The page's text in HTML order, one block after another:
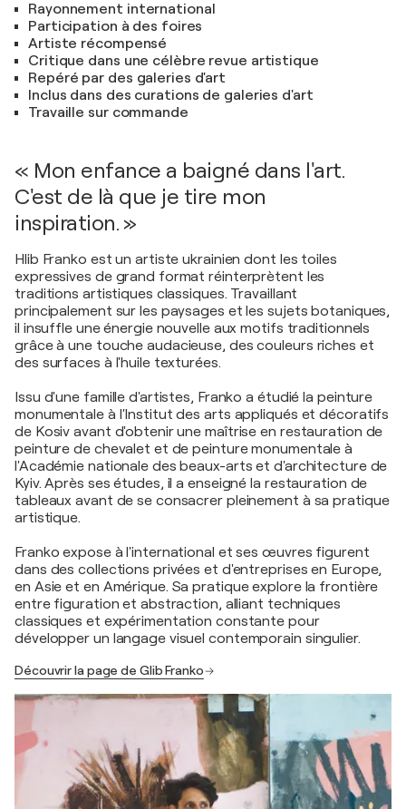
Rayonnement international
Participation à des foires
Artiste récompensé
Critique dans une célèbre revue artistique
Repéré par des galeries d'art
Inclus dans des curations de galeries d'art
Travaille sur commande
« Mon enfance a baigné dans l'art.
C'est de là que je tire mon
inspiration. »
Hlib Franko est un artiste ukrainien dont les toiles
expressives de grand format réinterprètent les
traditions artistiques classiques. Travaillant
principalement sur les paysages et les sujets botaniques,
il insuffle une énergie nouvelle aux motifs traditionnels
grâce à une touche audacieuse, des couleurs riches et
des surfaces à l'huile texturées.
Issu d'une famille d'artistes, Franko a étudié la peinture
monumentale à l'Institut des arts appliqués et décoratifs
de Kosiv avant d'obtenir une maîtrise en restauration de
peinture de chevalet et de peinture monumentale à
l'Académie nationale des beaux-arts et d'architecture de
Kyiv. Après ses études, il a enseigné la restauration de
tableaux avant de se consacrer pleinement à sa pratique
artistique.
Franko expose à l'international et ses œuvres figurent
dans des collections privées et d'entreprises en Europe,
en Asie et en Amérique. Sa pratique explore la frontière
entre figuration et abstraction, alliant techniques
classiques et expérimentation constante pour
développer un langage visuel contemporain singulier.
Découvrir la page de Glib Franko